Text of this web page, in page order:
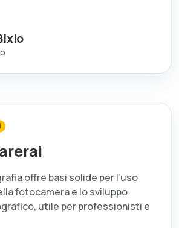
offre basi solide per l’uso
fotocamera e lo sviluppo
utile per professionisti e